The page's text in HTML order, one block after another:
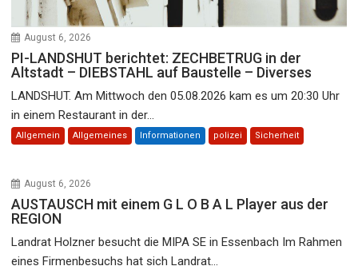
August 6, 2026
PI-LANDSHUT berichtet: ZECHBETRUG in der
Altstadt – DIEBSTAHL auf Baustelle – Diverses
LANDSHUT. Am Mittwoch den 05.08.2026 kam es um 20:30 Uhr
in einem Restaurant in der...
Allgemein Allgemeines Informationen polizei Sicherheit
August 6, 2026
AUSTAUSCH mit einem G L O B A L Player aus der
REGION
Landrat Holzner besucht die MIPA SE in Essenbach Im Rahmen
eines Firmenbesuchs hat sich Landrat...